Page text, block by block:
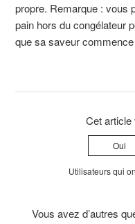
propre. Remarque : vous
pain hors du congélateur
que sa saveur
Cet article
Oui
Utilisateurs qui
Vous avez d’autres